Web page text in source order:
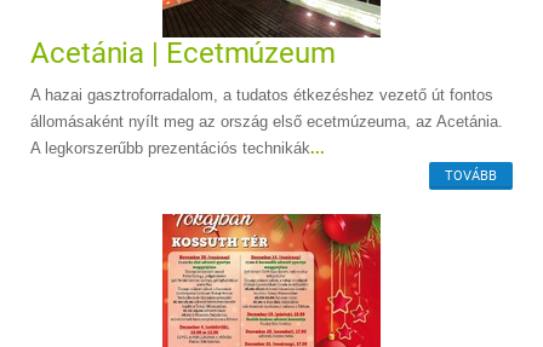
Acetánia | Ecetmúzeum
A hazai gasztroforradalom, a tudatos étkezéshez vezető út fontos
állomásaként nyílt meg az ország első ecetmúzeuma, az Acetánia.
A legkorszerűbb prezentációs technikák...
TOVÁBB